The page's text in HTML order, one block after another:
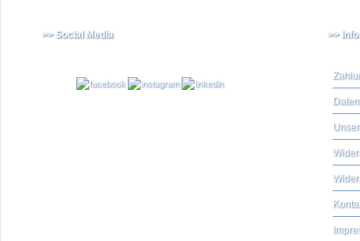
>> Social Media >>